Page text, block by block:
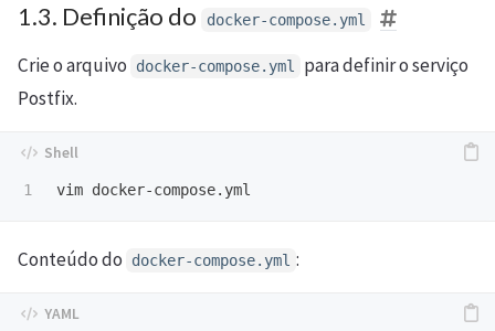
1.3. Definição do docker-compose.yml
Crie o arquivo docker-compose.yml
para definir o serviço
Postfix.
Conteúdo do docker-compose.yml :